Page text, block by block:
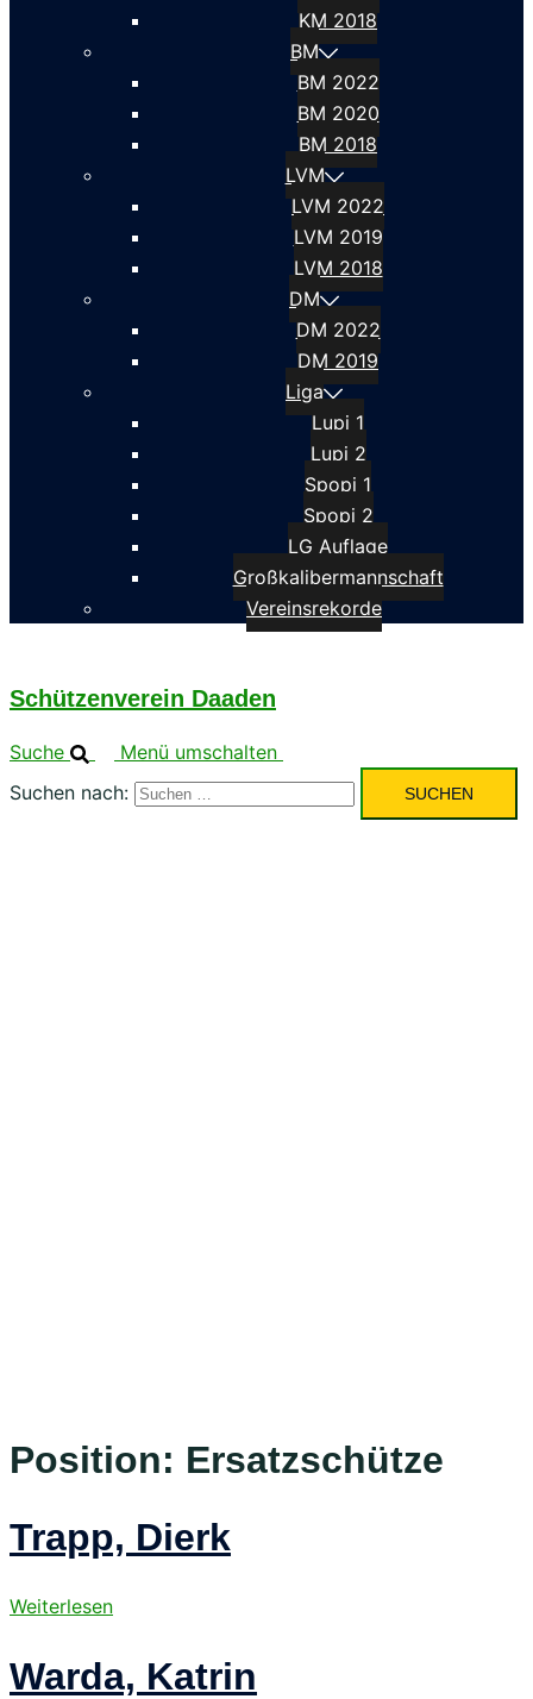
KM 2018
BM
BM 2022
BM 2020
BM 2018
LVM
LVM 2022
LVM 2019
LVM 2018
DM
DM 2022
DM 2019
Liga
Lupi 1
Lupi 2
Spopi 1
Spopi 2
LG Auflage
Großkalibermannschaft
Vereinsrekorde
Schützenverein Daaden
Suche
Menü umschalten
Suchen nach:
Position: Ersatzschütze
Trapp, Dierk
Weiterlesen
Warda, Katrin